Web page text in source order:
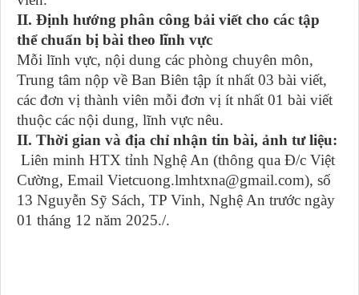
II. Định hướng phân công bải viết cho các tập
thể chuẩn bị bài theo lĩnh vực
Mỗi lĩnh vực, nội dung các phòng chuyên môn,
Trung tâm nộp về Ban Biên tập ít nhất 03 bài viết,
các đơn vị thành viên mỗi đơn vị ít nhất 01 bài viết
thuộc các nội dung, lĩnh vực nêu.
II. Thời gian và địa chỉ nhận tin bài, ảnh tư liệu:
Liên minh HTX tỉnh Nghệ An (thông qua Đ/c Việt
Cường, Email Vietcuong.lmhtxna@gmail.com), số
13 Nguyễn Sỹ Sách, TP Vinh, Nghệ An trước ngày
01 tháng 12 năm 2025./.